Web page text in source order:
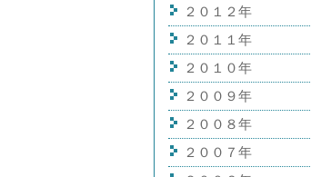
２０１２年
２０１１年
２０１０年
２００９年
２００８年
２００７年